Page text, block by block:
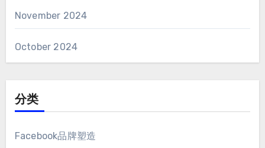
November 2024
October 2024
分类
Facebook品牌塑造